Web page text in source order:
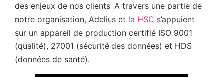
des enjeux de nos clients. A travers une partie de
notre organisation, Adelius et la HSC s’appuient
sur un appareil de production certifié ISO 9001
(qualité), 27001 (sécurité des données) et HDS
(données de santé).